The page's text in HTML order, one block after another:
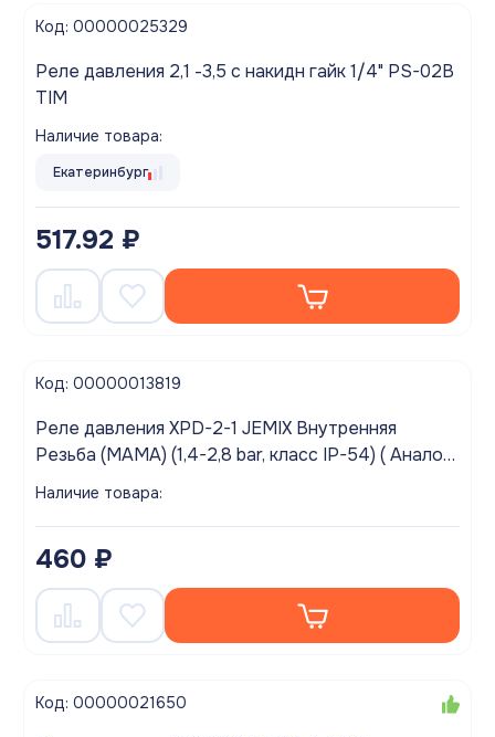
Код: 00000025329
Реле давления 2,1 -3,5 с накидн гайк 1/4" PS-02B
TIM
Наличие товара:
Екатеринбург
517.92 ₽
Код: 00000013819
Реле давления XPD-2-1 JEMIX Внутренняя
Резьба (МАМА) (1,4-2,8 bar, класс IP-54) ( Аналог
RPD-5)
Наличие товара:
460 ₽
Код: 00000021650